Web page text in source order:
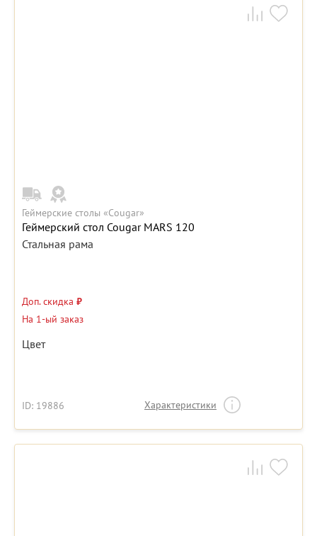
Геймерские столы «Cougar»
Геймерский стол Cougar MARS 120
Стальная рама
Доп. скидка ₽
На 1-ый заказ
Цвет
ID: 19886 Характеристики